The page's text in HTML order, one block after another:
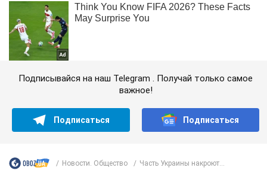
Подписывайся на наш Telegram . Получай только самое
важное!
Подписаться Подписаться
Новости. Общество Часть Украины накроют...